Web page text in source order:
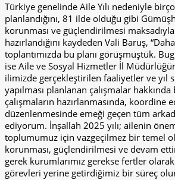
Türkiye genelinde Aile Yılı nedeniyle
planlandığını, 81 ilde olduğu gibi
korunması ve güçlendirilmesi
hazırlandığını kaydeden Vali Baruş,
toplantımızda bu planı görüşmüştük.
ise Aile ve Sosyal Hizmetler İl
ilimizde gerçekleştirilen faaliyetler ve yıl
yapılması planlanan çalışmalar
çalışmaların hazırlanmasında, koordine
düzenlenmesinde emeği geçen tüm
ediyorum. İnşallah 2025 yılı; ailenin
toplumumuz için vazgeçilmez bir temel
korunması, güçlendirilmesi ve devam
gerek kurumlarımız gerekse fertler
görevleri yerine getirdiğimiz bir süreç